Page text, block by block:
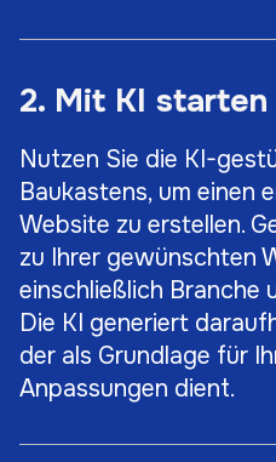
2. Mit KI starten
Nutzen Sie die KI-
Baukastens, um einen
Website zu erstellen.
zu Ihrer gewünschten
einschließlich Branche
Die KI generiert
der als Grundlage für
Anpassungen dient.